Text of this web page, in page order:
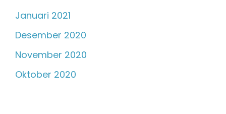
Januari 2021
Desember 2020
November 2020
Oktober 2020